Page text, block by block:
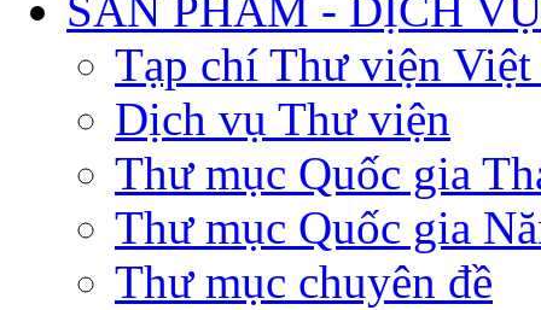
Tạp chí Thư viện Việt
Dịch vụ Thư viện
Thư mục Quốc gia
Thư mục Quốc gia
Thư mục chuyên đề